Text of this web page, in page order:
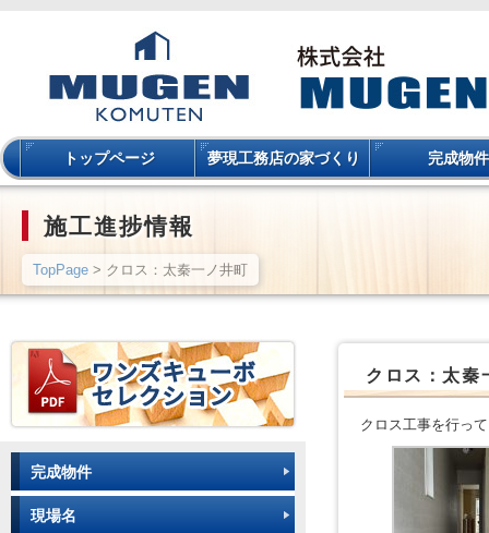
トップページ 夢現工務店の家づくり 完成物件
施工進捗情報
TopPage > クロス：太秦一ノ井町
クロス：太秦
クロス工事を行っ
完成物件
現場名